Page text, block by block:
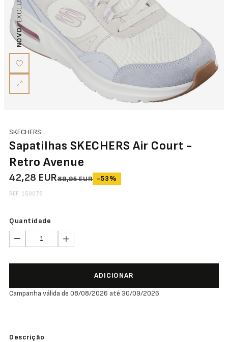
NOVO
SKECHERS
Sapatilhas SKECHERS Air Court -
Retro Avenue
42,28 EUR89,95 EUR -53%
REF. 150075
Quantidade
ADICIONAR
Campanha válida de 08/08/2026 até 30/09/2026
Descrição